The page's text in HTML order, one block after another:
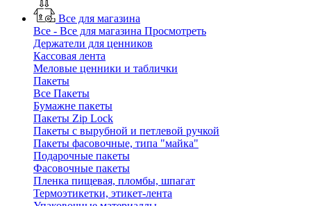
Все для магазина
Все - Все для магазина Просмотреть
Держатели для ценников
Кассовая лента
Меловые ценники и таблички
Пакеты
Все Пакеты
Бумажне пакеты
Пакеты Zip Lock
Пакеты с вырубной и петлевой ручкой
Пакеты фасовочные, типа "майка"
Подарочные пакеты
Фасовочные пакеты
Пленка пищевая, пломбы, шпагат
Термоэтикетки, этикет-лента